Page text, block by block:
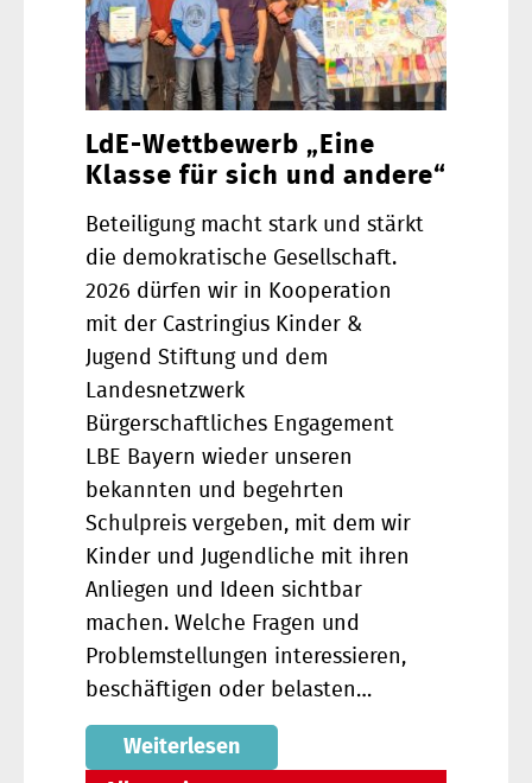
LdE-Wettbewerb „Eine
Klasse für sich und andere“
Beteiligung macht stark und stärkt
die demokratische Gesellschaft.
2026 dürfen wir in Kooperation
mit der Castringius Kinder &
Jugend Stiftung und dem
Landesnetzwerk
Bürgerschaftliches Engagement
LBE Bayern wieder unseren
bekannten und begehrten
Schulpreis vergeben, mit dem wir
Kinder und Jugendliche mit ihren
Anliegen und Ideen sichtbar
machen. Welche Fragen und
Problemstellungen interessieren,
beschäftigen oder belasten…
Weiterlesen